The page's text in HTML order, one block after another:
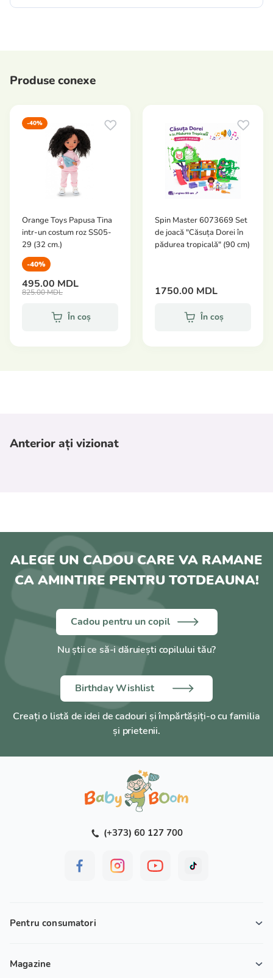
până la 43 cm.
Produse conexe
-40%
Orange Toys Papusa Tina
intr-un costum roz SS05-
29 (32 cm.)
-40%
495.00 MDL
825.00 MDL
În coș
Spin Master 6073669 Set
de joacă "Căsuța Dorei în
pădurea tropicală" (90 cm)
1750.00 MDL
În coș
Anterior ați vizionat
ALEGE UN CADOU CARE VA RAMANE
CA AMINTIRE PENTRU TOTDEAUNA!
Cadou pentru un copil
Nu știi ce să-i dăruiești copilului tău?
Birthday Wishlist
Creați o listă de idei de cadouri și împărtășiți-o cu familia
și prietenii.
(+373) 60 127 700
Pentru consumatori
Magazine